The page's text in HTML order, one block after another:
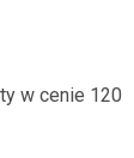
w cenie 120